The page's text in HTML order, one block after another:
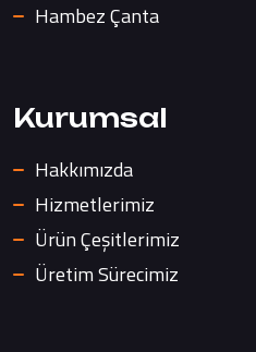
Hambez Çanta
Kurumsal
Hakkımızda
Hizmetlerimiz
Ürün Çeşitlerimiz
Üretim Sürecimiz